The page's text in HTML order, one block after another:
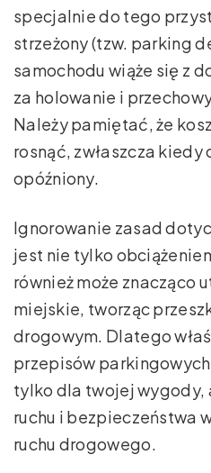
specjalnie do tego
strzeżony (tzw. parking
samochodu wiąże się z
za holowanie i
Należy pamiętać, że
rosnąć, zwłaszcza
opóźniony.
Ignorowanie zasad
jest nie tylko
również może znacząco
miejskie, tworząc
drogowym. Dlatego
przepisów
tylko dla twojej wygody,
ruchu i bezpieczeństwa
ruchu drogowego.